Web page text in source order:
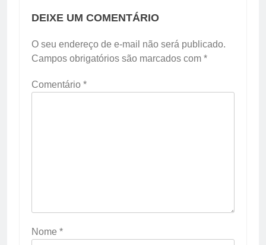
DEIXE UM COMENTÁRIO
O seu endereço de e-mail não será publicado.
Campos obrigatórios são marcados com *
Comentário *
Nome *